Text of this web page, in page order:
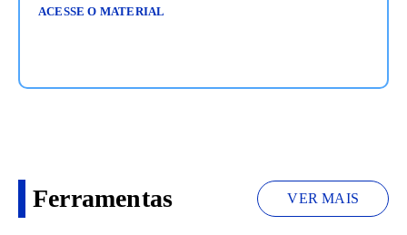
audiovisual em um sistema inteligente de produção sob
ACESSE O MATERIAL
Ferramentas VER MAIS